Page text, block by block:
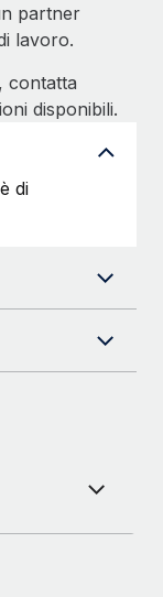
partner
lavoro.
contatta
disponibili.
di